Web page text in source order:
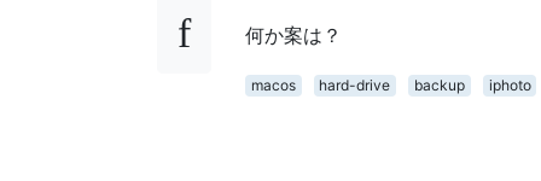
何か案は？
macos hard-drive backup iphoto